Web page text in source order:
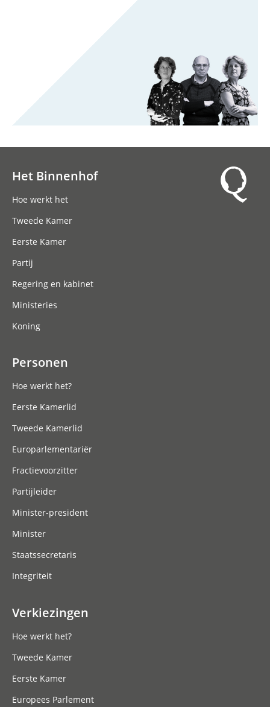
Het Binnenhof
Hoe werkt het
Tweede Kamer
Eerste Kamer
Partij
Regering en kabinet
Ministeries
Koning
Personen
Hoe werkt het?
Eerste Kamerlid
Tweede Kamerlid
Europarlementariër
Fractievoorzitter
Partijleider
Minister-president
Minister
Staatssecretaris
Integriteit
Verkiezingen
Hoe werkt het?
Tweede Kamer
Eerste Kamer
Europees Parlement